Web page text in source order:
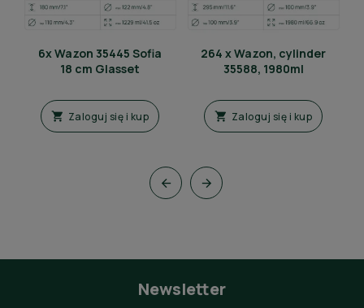
6x Wazon 35445 Sofia
18 cm Glasset
 Zaloguj się i kup
264 x Wazon, cylinder
35588, 1980ml
 Zaloguj się i kup
 
Newsletter